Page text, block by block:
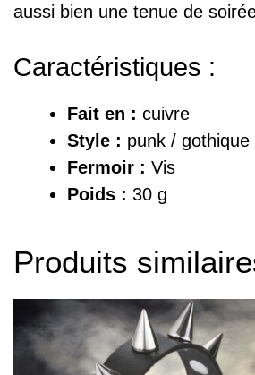
aussi bien une tenue de
Caractéristiques :
Fait en : cuivre
Style : punk / gothique
Fermoir : Vis
Poids : 30 g
Produits